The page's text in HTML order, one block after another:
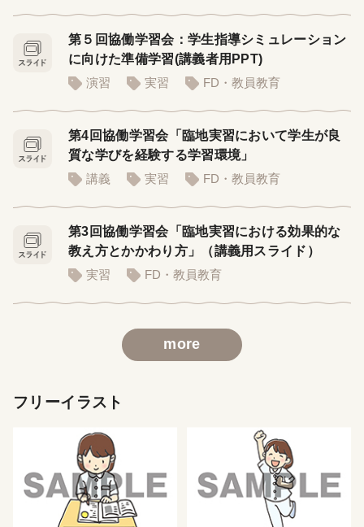
第５回協働学習会：学生指導シミュレーション
に向けた準備学習(講義者用PPT)
演習
実習 FD・教員教育
第4回協働学習会「臨地実習において学生が良
質な学びを経験する学習環境」
講義
実習 FD・教員教育
第3回協働学習会「臨地実習における効果的な
教え方とかかわり方」（講義用スライド）
実習
FD・教員教育
more
フリーイラスト